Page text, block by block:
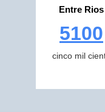
Entre Rios
5100
cinco mil